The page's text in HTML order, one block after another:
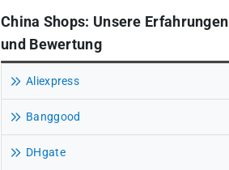
China Shops: Unsere Erfahrungen
und Bewertung
Aliexpress
Banggood
DHgate